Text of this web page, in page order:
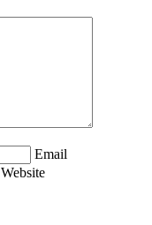
Email
Website